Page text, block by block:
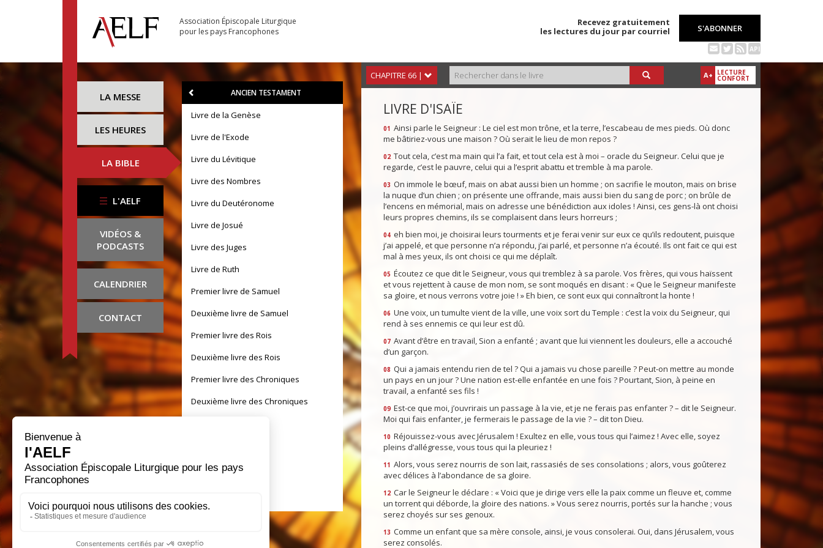
Association Épiscopale Liturgique
pour les pays Francophones
Recevez gratuitement
les lectures du jour par courriel
S'ABONNER
API
LA MESSE
LES HEURES
LA BIBLE
L'AELF
VIDÉOS &
PODCASTS
CALENDRIER
CONTACT
ANCIEN TESTAMENT
Livre de la Genèse
Livre de l'Exode
Livre du Lévitique
Livre des Nombres
Livre du Deutéronome
Livre de Josué
Livre des Juges
Livre de Ruth
Premier livre de Samuel
Deuxième livre de Samuel
Premier livre des Rois
Deuxième livre des Rois
Premier livre des Chroniques
Deuxième livre des Chroniques
Livre de Tobie
Livre d'Esther
Premier Livre des Martyrs d'Israël
A+ LECTURE
CONFORT
CHAPITRE 66 |
LIVRE D'ISAÏE
01
Ainsi parle le Seigneur : Le ciel est mon trône, et la terre, l’escabeau de mes pieds. Où donc
me bâtiriez-vous une maison ? Où serait le lieu de mon repos ?
02 Tout cela, c’est ma main qui l’a fait, et tout cela est à moi – oracle du Seigneur. Celui que je
regarde, c’est le pauvre, celui qui a l’esprit abattu et tremble à ma parole.
03 On immole le bœuf, mais on abat aussi bien un homme ; on sacrifie le mouton, mais on brise
la nuque d’un chien ; on présente une offrande, mais aussi bien du sang de porc ; on brûle de
l’encens en mémorial, mais on adresse une bénédiction aux idoles ! Ainsi, ces gens-là ont choisi
leurs propres chemins, ils se complaisent dans leurs horreurs ;
04 eh bien moi, je choisirai leurs tourments et je ferai venir sur eux ce qu’ils redoutent, puisque
j’ai appelé, et que personne n’a répondu, j’ai parlé, et personne n’a écouté. Ils ont fait ce qui est
mal à mes yeux, ils ont choisi ce qui me déplaît.
05 Écoutez ce que dit le Seigneur, vous qui tremblez à sa parole. Vos frères, qui vous haïssent
et vous rejettent à cause de mon nom, se sont moqués en disant : « Que le Seigneur manifeste
sa gloire, et nous verrons votre joie ! » Eh bien, ce sont eux qui connaîtront la honte !
06 Une voix, un tumulte vient de la ville, une voix sort du Temple : c’est la voix du Seigneur, qui
rend à ses ennemis ce qui leur est dû.
07 Avant d’être en travail, Sion a enfanté ; avant que lui viennent les douleurs, elle a accouché
d’un garçon.
08 Qui a jamais entendu rien de tel ? Qui a jamais vu chose pareille ? Peut-on mettre au monde
un pays en un jour ? Une nation est-elle enfantée en une fois ? Pourtant, Sion, à peine en
travail, a enfanté ses fils !
09 Est-ce que moi, j’ouvrirais un passage à la vie, et je ne ferais pas enfanter ? – dit le Seigneur.
Moi qui fais enfanter, je fermerais le passage de la vie ? – dit ton Dieu.
10 Réjouissez-vous avec Jérusalem ! Exultez en elle, vous tous qui l’aimez ! Avec elle, soyez
pleins d’allégresse, vous tous qui la pleuriez !
11
Alors, vous serez nourris de son lait, rassasiés de ses consolations ; alors, vous goûterez
avec délices à l’abondance de sa gloire.
12 Car le Seigneur le déclare : « Voici que je dirige vers elle la paix comme un fleuve et, comme
un torrent qui déborde, la gloire des nations. » Vous serez nourris, portés sur la hanche ; vous
serez choyés sur ses genoux.
13 Comme un enfant que sa mère console, ainsi, je vous consolerai. Oui, dans Jérusalem, vous
serez consolés.